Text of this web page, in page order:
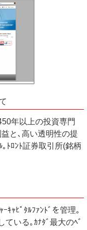
年以上の投資専門
と､高い透明性の提
ﾄﾛﾝﾄ証券取引所(銘柄
ｷｬﾋﾟﾀﾙﾌｧﾝﾄﾞを管理｡
ている｡ｶﾅﾀﾞ最大のﾍﾞ